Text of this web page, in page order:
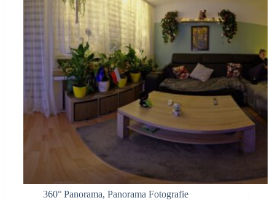
360° Panorama, Panorama Fotografie